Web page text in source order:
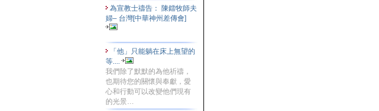
為宣教士禱告： 陳鐳牧師夫
婦– 台灣[中華神州差傳會]
「他」只能躺在床上無望的
等....
我們除了默默的為他祈禱，
也期待您的關懷與奉獻，愛
心和行動可以改變他們現有
的光景…